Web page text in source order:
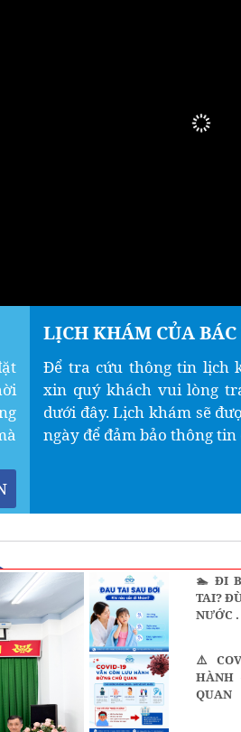
LỊCH KHÁM CỦA BÁC
Để tra cứu thông tin lịch
xin quý khách vui lòng
dưới đây. Lịch khám sẽ
ngày để đảm bảo thông
🏊 ĐI
TAI?
NƯỚC .
⚠️
HÀNH
QUAN